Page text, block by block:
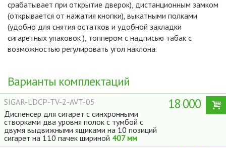
срабатывает при открытие дверок), дистанционным замком
(открывается от нажатия кнопки), выкатными полками
(удобно для снятия остатков и удобной закладки
сигаретных упаковок ), топпером с надписью табак с
возможностью регулировать угол наклона.
Варианты комплектаций
SIGAR-LDCP-TV-2-AVT-05
Диспенсер для сигарет с синхронными
створками два уровня полок с тумбой с
двумя выдвижными ящиками на 10 позиций
сигарет на 110 пачек шириной 407 мм
18 000